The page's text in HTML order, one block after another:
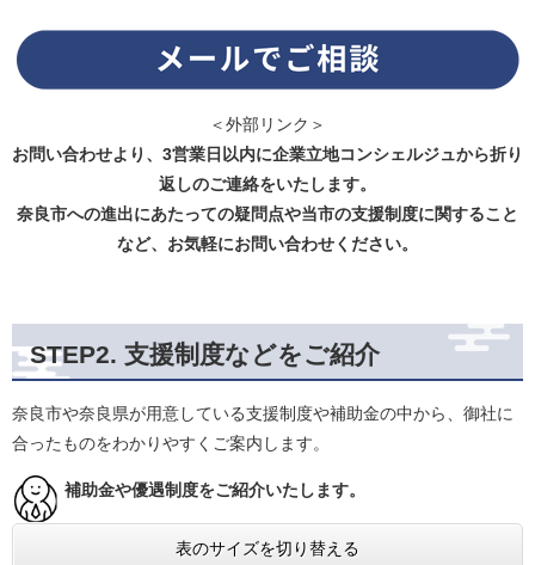
＜外部リンク＞
お問い合わせより、3営業日以内に企業立地コンシェルジュから折り
返しのご連絡をいたします。
奈良市への進出にあたっての疑問点や当市の支援制度に関すること
など、お気軽にお問い合わせください。​
STEP2. 支援制度などをご紹介
​​奈良市や奈良県が用意している支援制度や補助金の中から、御社に
合ったものをわかりやすくご案内します。
​​ 補助金や優遇制度をご紹介いたします。
表のサイズを切り替える